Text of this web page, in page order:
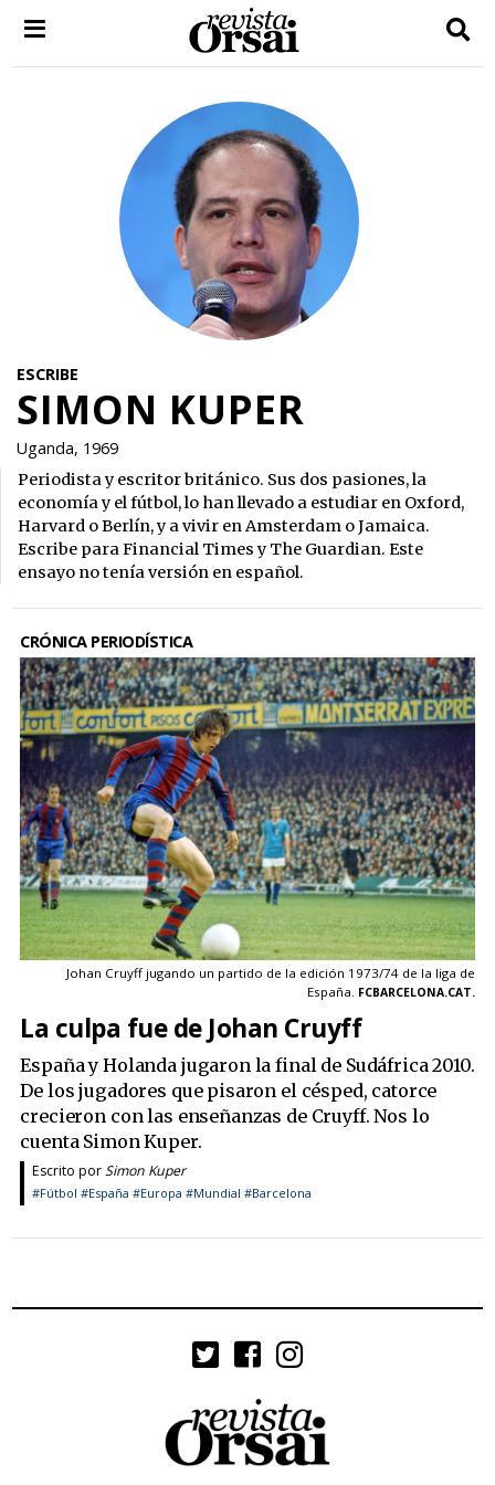
ESCRIBE
SIMON KUPER
Uganda, 1969
Periodista y escritor británico. Sus dos pasiones, la
economía y el fútbol, lo han llevado a estudiar en Oxford,
Harvard o Berlín, y a vivir en Amsterdam o Jamaica.
Escribe para Financial Times y The Guardian. Este
ensayo no tenía versión en español.
CRÓNICA PERIODÍSTICA
Johan Cruyff jugando un partido de la edición 1973/74 de la liga de
España. FCBARCELONA.CAT.
La culpa fue de Johan Cruyff
España y Holanda jugaron la final de Sudáfrica 2010.
De los jugadores que pisaron el césped, catorce
crecieron con las enseñanzas de Cruyff. Nos lo
cuenta Simon Kuper.
Escrito porSimon Kuper
#Fútbol #España #Europa #Mundial #Barcelona